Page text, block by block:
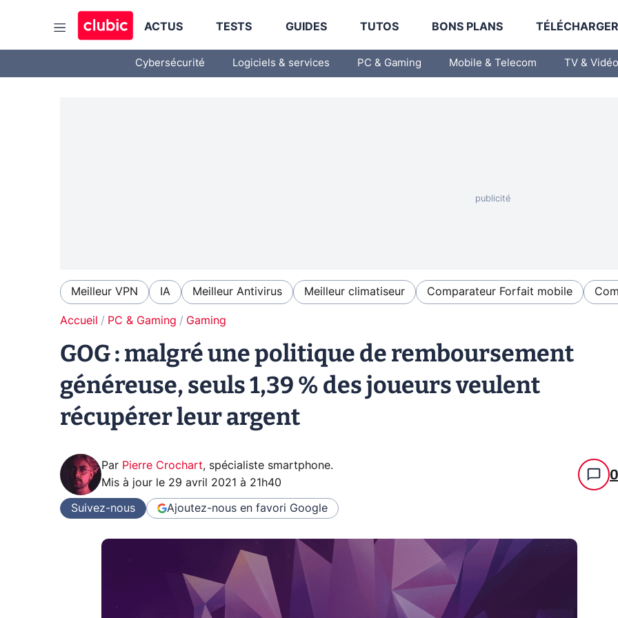
ACTUS TESTS GUIDES TUTOS BONS PLANS
Cybersécurité Logiciels & services PC & Gaming Mobile & Telecom TV & Vidéo
Meilleur VPN IA Meilleur Antivirus Meilleur climatiseur Comparateur Forfait mobile
Accueil PC & Gaming Gaming
GOG : malgré une politique de remboursement
généreuse, seuls 1,39 % des joueurs veulent
récupérer leur argent
Par Pierre Crochart, spécialiste smartphone.
Mis à jour le 29 avril 2021 à 21h40 0
Suivez-nous Ajoutez-nous en favori Google